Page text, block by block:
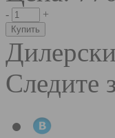
- +
Следите